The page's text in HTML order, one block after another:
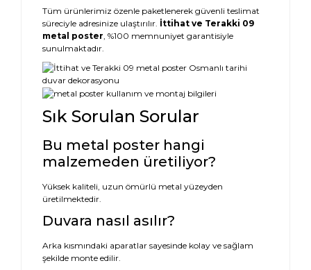
Tüm ürünlerimiz özenle paketlenerek güvenli teslimat
süreciyle adresinize ulaştırılır. İttihat ve Terakki 09
metal poster, %100 memnuniyet garantisiyle
sunulmaktadır.
Sık Sorulan Sorular
Bu metal poster hangi
malzemeden üretiliyor?
Yüksek kaliteli, uzun ömürlü metal yüzeyden
üretilmektedir.
Duvara nasıl asılır?
Arka kısmındaki aparatlar sayesinde kolay ve sağlam
şekilde monte edilir.